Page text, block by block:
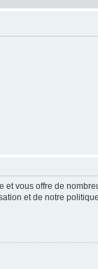
vous offre de
et de notre